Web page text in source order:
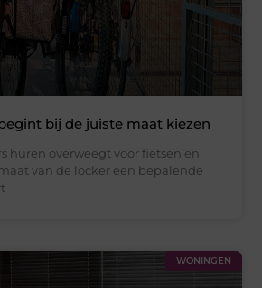
bij de juiste maat kiezen
huren overweegt voor fietsen en
van de locker een bepalende
WONINGEN